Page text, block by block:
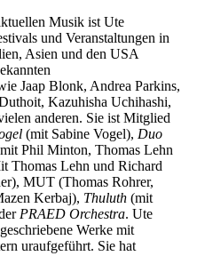
Musik ist Ute
und Veranstaltungen in
Asien und den USA
Jaap Blonk, Andrea Parkins,
Kazuhisha Uchihashi,
anderen. Sie ist Mitglied
(mit Sabine Vogel), Duo
Phil Minton, Thomas Lehn
Thomas Lehn und Richard
MUT (Thomas Rohrer,
Kerbaj), Thuluth (mit
PRAED Orchestra. Ute
Werke mit
uraufgeführt. Sie hat